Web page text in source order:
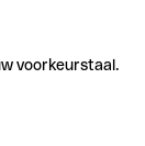
voorkeurstaal.